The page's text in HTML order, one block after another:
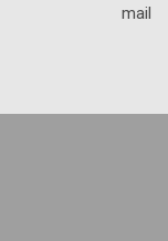
mail